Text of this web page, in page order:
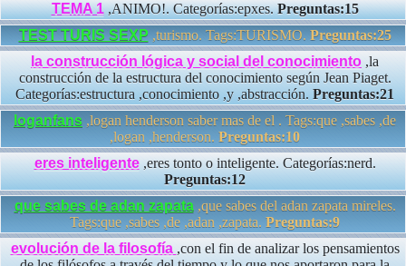
TEMA 1,ANIMO!. Categorías:epxes.Preguntas:15
TEST TURIS SEXP,turismo. Tags:TURISMO. Preguntas:25
la construcción lógica y social del conocimiento ,la
construcción de la estructura del conocimiento según Jean Piaget.
Categorías:estructura ,conocimiento ,y ,abstracción. Preguntas:21
loganfans ,logan henderson saber mas de el . Tags:que ,sabes ,de
,logan ,henderson. Preguntas:10
eres inteligente,eres tonto o inteligente. Categorías:nerd.
Preguntas:12
que sabes de adan zapata,que sabes del adan zapata mireles.
Tags:que ,sabes ,de ,adan ,zapata. Preguntas:9
evolución de la filosofía ,con el fin de analizar los pensamientos